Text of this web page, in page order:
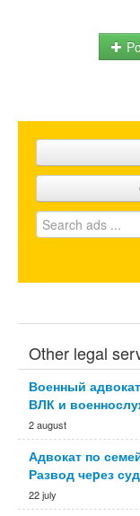
Other legal
Военный
ВЛК и
2 august
Адвокат по
Развод чеpез суд
22 july